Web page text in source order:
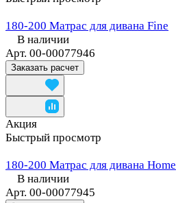
180-200 Матрас для дивана Fine
В наличии
Арт. 00-00077946
Заказать расчет
Акция
Быстрый просмотр
180-200 Матрас для дивана Home
В наличии
Арт. 00-00077945